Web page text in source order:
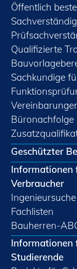
Öffentlich
Qualifizierte
Sachkundige
Büronachfolge
Geschützter
Informationen
Verbraucher
Fachlisten
Bauherren-
Informationen
Studierende